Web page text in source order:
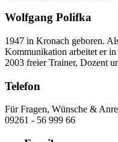
Wolfgang Polifka
1947 in Kronach geboren.
Kommunikation arbeitet er
2003 freier Trainer, Dozent
Telefon
Für Fragen, Wünsche &
09261 - 56 999 66